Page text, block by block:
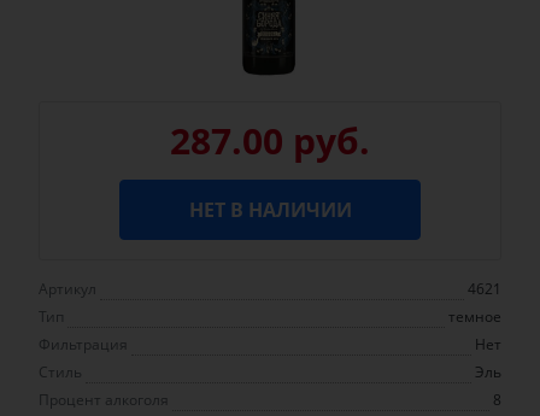
287.00 руб.
НЕТ В НАЛИЧИИ
Артикул
4621
Тип
темное
Фильтрация
Нет
Стиль
Эль
Процент алкоголя
8